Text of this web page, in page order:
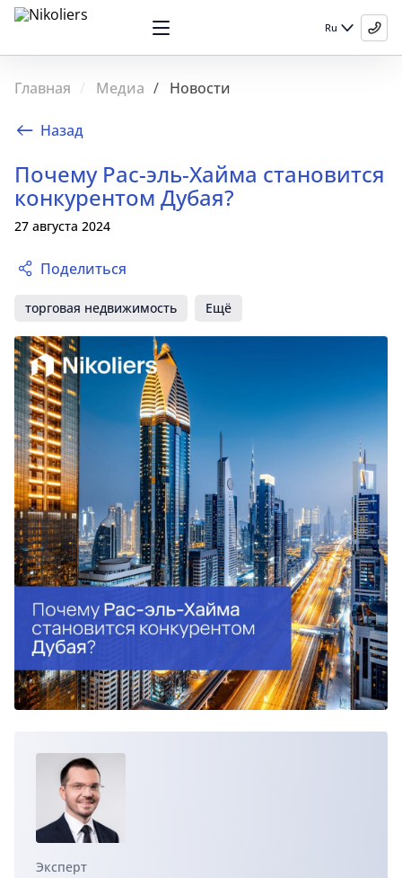
Ru
Главная Медиа Новости
Назад
Почему Рас-эль-Хайма становится
конкурентом Дубая?
27 августа 2024
Поделиться
торговая недвижимость Ещё
Эксперт